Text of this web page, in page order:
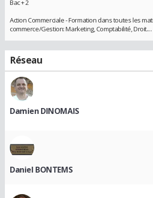
Bac + 2
Action Commerciale - Formation dans toutes les
commerce/Gestion: Marketing, Comptabilité, Droit....
Réseau
Damien DINOMAIS
Daniel BONTEMS